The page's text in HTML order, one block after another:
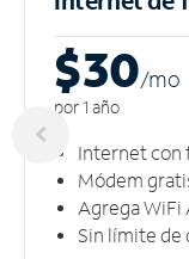
$30/mo
por 1 año
Internet con
Módem
Agrega WiFi
Sin límite de